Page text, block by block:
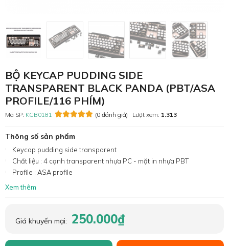
BỘ KEYCAP PUDDING SIDE
TRANSPARENT BLACK PANDA (PBT/ASA
PROFILE/116 PHÍM)
Mã SP: KCB0181 (0 đánh giá) Lượt xem: 1.313
Thông số sản phẩm
Keycap pudding side transparent
Chất liệu : 4 cạnh transparent nhựa PC - mặt in nhựa PBT
Profile : ASA profile
Xem thêm
Giá khuyến mại: 250.000₫